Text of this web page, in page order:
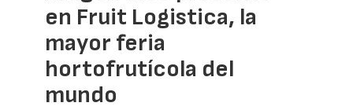
en Fruit Logistica, la
mayor feria
hortofrutícola del
mundo